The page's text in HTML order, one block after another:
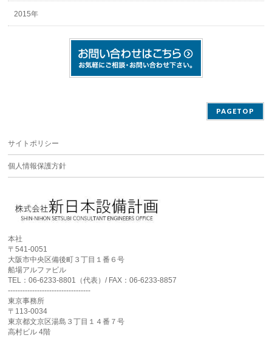
2015年
PAGETOP
サイトポリシー
個人情報保護方針
本社
〒541-0051
大阪市中央区備後町３丁目１番６号
船場アルファビル
TEL：06-6233-8801（代表）/ FAX：06-6233-8857
----------------------------------
東京事務所
〒113-0034
東京都文京区湯島３丁目１４番７号
高村ビル 4階